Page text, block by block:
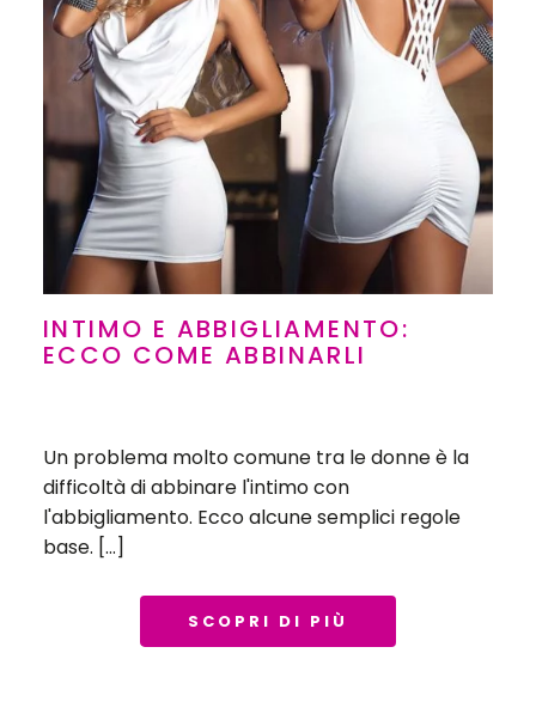
INTIMO E ABBIGLIAMENTO:
ECCO COME ABBINARLI
Un problema molto comune tra le donne è la
difficoltà di abbinare l'intimo con
l'abbigliamento. Ecco alcune semplici regole
base. […]
SCOPRI DI PIÙ